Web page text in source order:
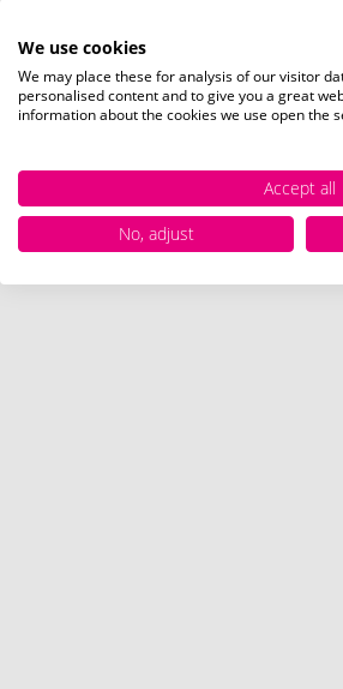
We use cookies
We may place these for analysis of our visitor
personalised content and to give you a great
information about the cookies we use open the
Accept all
No, adjust